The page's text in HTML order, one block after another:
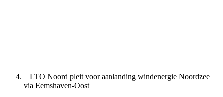
LTO Noord pleit voor aanlanding windenergie Noordzee
via Eemshaven-Oost